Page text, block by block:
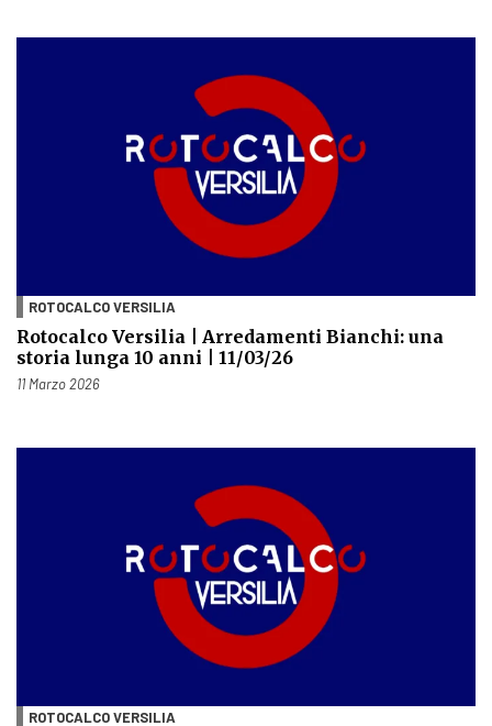
ROTOCALCO VERSILIA
Rotocalco Versilia | Arredamenti Bianchi: una
storia lunga 10 anni | 11/03/26
Pubblicato il
11 Marzo 2026
ROTOCALCO VERSILIA